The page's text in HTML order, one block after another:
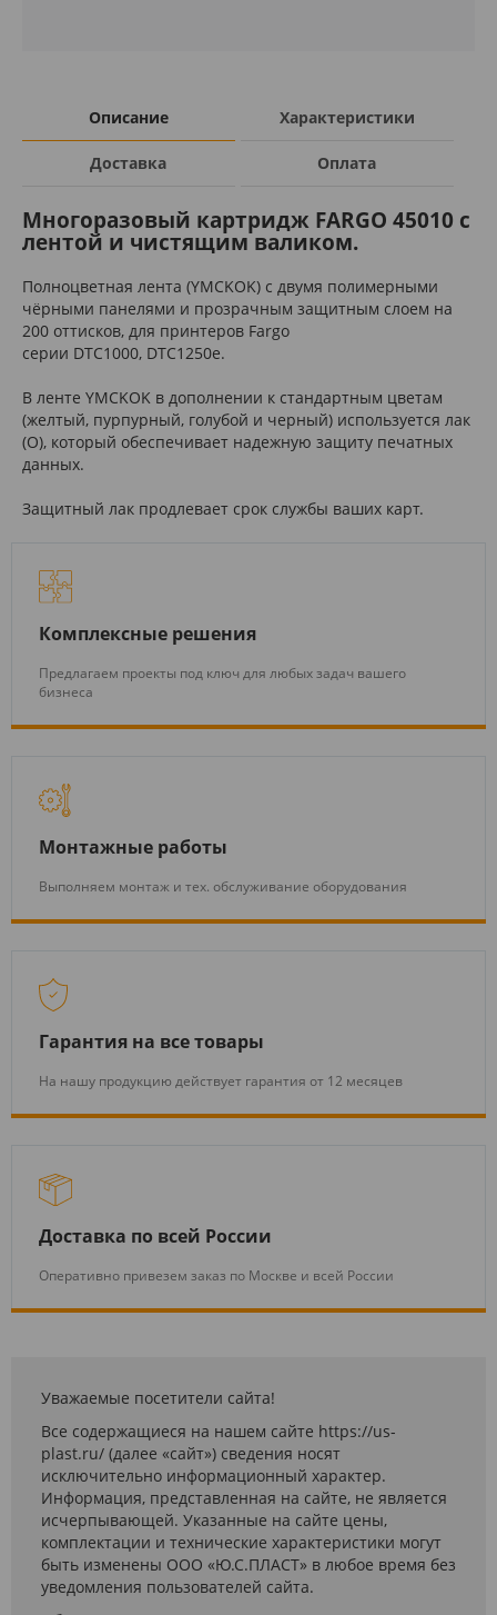
Описание Характеристики
Доставка Оплата
Многоразовый картридж FARGO 45010 с
лентой и чистящим валиком.
Полноцветная лента (YMCKOK) с двумя полимерными
чёрными панелями и прозрачным защитным слоем на
200 оттисков, для принтеров Fargo
серии DTC1000, DTC1250e.
В ленте YMCKOK в дополнении к стандартным цветам
(желтый, пурпурный, голубой и черный) используется лак
(O), который обеспечивает надежную защиту печатных
данных.
Защитный лак продлевает срок службы ваших карт.
Комплексные решения
Предлагаем проекты под ключ для любых задач вашего
бизнеса
Монтажные работы
Выполняем монтаж и тех. обслуживание оборудования
Гарантия на все товары
На нашу продукцию действует гарантия от 12 месяцев
Доставка по всей России
Оперативно привезем заказ по Москве и всей России
Уважаемые посетители сайта!
Все содержащиеся на нашем сайте https://us-
plast.ru/ (далее «сайт») сведения носят
исключительно информационный характер.
Информация, представленная на сайте, не является
исчерпывающей. Указанные на сайте цены,
комплектации и технические характеристики могут
быть изменены ООО «Ю.С.ПЛАСТ» в любое время без
уведомления пользователей сайта.